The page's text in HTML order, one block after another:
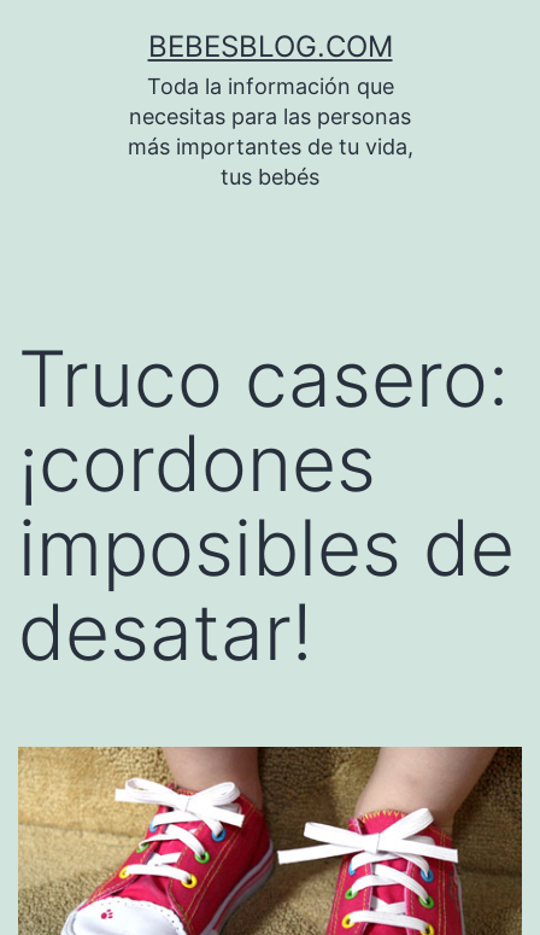
BEBESBLOG.COM
Toda la información que
necesitas para las personas
más importantes de tu vida,
tus bebés
Truco casero:
¡cordones
imposibles de
desatar!